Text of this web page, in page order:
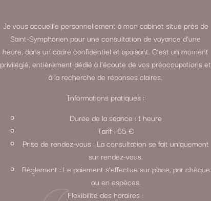
Je vous accueille personnellement à mon cabinet situé près de
Saint-Symphorien pour une consultation de voyance d’une
heure, dans un cadre confidentiel et apaisant. C’est un moment
privilégié, entièrement dédié à l’écoute de vos préoccupations et
à la recherche de réponses claires.
Informations pratiques :
Durée de la séance : 1 heure
Tarif : 65 €
Prise de rendez-vous : La consultation se fait uniquement
sur rendez-vous.
Règlement : Le paiement s’effectue sur place, par chèque
ou en espèces.
Flexibilité des horaires :